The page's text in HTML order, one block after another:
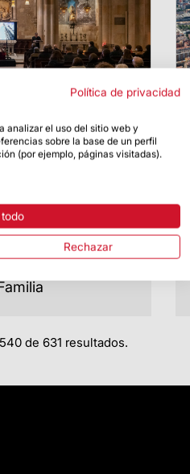
28/01/21
del Ateneo
ofreció la
de 631 resultados.
Política de privacidad
analizar el uso del sitio web y
sobre la base de un perfil
(por ejemplo, páginas visitadas).
Rechazar